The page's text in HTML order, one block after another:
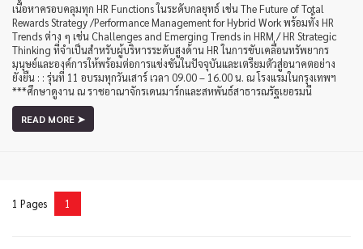
เนื้อหาครอบคลุมทุก HR Functions ในระดับกลยุทธ์ เช่น The Future of Total
Rewards Strategy /Performance Management for Hybrid Work พร้อมทั้ง HR
Trends ต่าง ๆ เช่น Challenges and Emerging Trends in HRM / HR Strategic
Thinking ที่จำเป็นสำหรับผู้บริหารระดับสูงด้าน HR ในการขับเคลื่อนทรัพยากร
มนุษย์และองค์การให้พร้อมต่อการแข่งขันในปัจจุบันและเตรียมตัวสู่อนาคตอย่าง
ยั่งยืน : : รุ่นที่ 11 อบรมทุกวันเสาร์ เวลา 09.00 – 16.00 น. ณ โรงแรมในกรุงเทพฯ
***ศึกษาดูงาน ณ ราชอาณาจักรเดนมาร์กและสหพันธ์สาธารณรัฐเยอรมนี
READ MORE ➤
1 Pages 1